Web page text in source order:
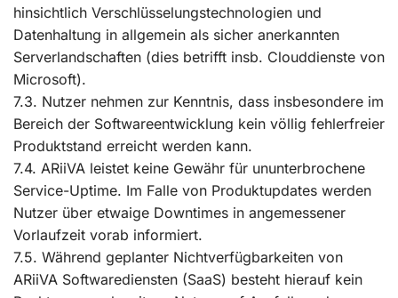
hinsichtlich Verschlüsselungstechnologien und
Datenhaltung in allgemein als sicher anerkannten
Serverlandschaften (dies betrifft insb. Clouddienste von
Microsoft).
7.3. Nutzer nehmen zur Kenntnis, dass insbesondere im
Bereich der Softwareentwicklung kein völlig fehlerfreier
Produktstand erreicht werden kann.
7.4. ARiiVA leistet keine Gewähr für ununterbrochene
Service-Uptime. Im Falle von Produktupdates werden
Nutzer über etwaige Downtimes in angemessener
Vorlaufzeit vorab informiert.
7.5. Während geplanter Nichtverfügbarkeiten von
ARiiVA Softwarediensten (SaaS) besteht hierauf kein